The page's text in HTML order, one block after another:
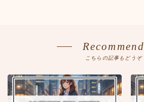
Recommend
こちらの記事もどうぞ